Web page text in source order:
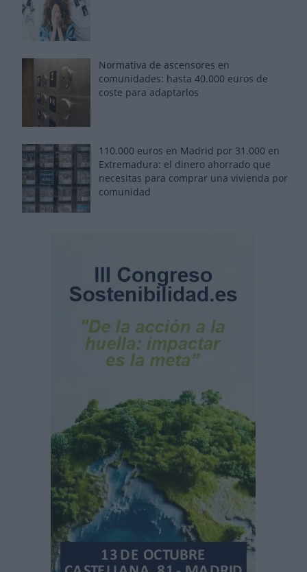
Normativa de ascensores en
comunidades: hasta 40.000 euros de
coste para adaptarlos
110.000 euros en Madrid por 31.000 en
Extremadura: el dinero ahorrado que
necesitas para comprar una vivienda por
comunidad